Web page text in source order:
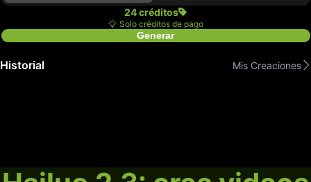
24 créditos
Solo créditos de pago
Generar
Historial Mis Creaciones